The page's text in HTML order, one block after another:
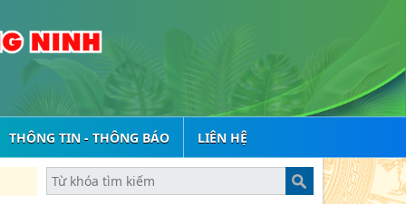
THÔNG TIN - THÔNG BÁO LIÊN HỆ